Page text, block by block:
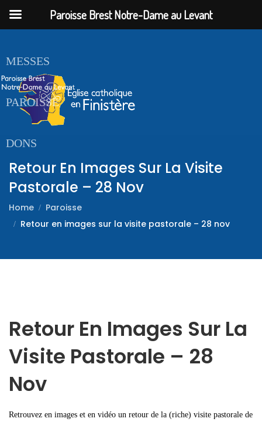
ACCUEIL
MESSES
PAROISSE
DONS
Retour En Images Sur La Visite
Pastorale – 28 Nov
Home
Paroisse
Retour en images sur la visite pastorale – 28 nov
Retour En Images Sur La
Visite Pastorale – 28
Nov
Retrouvez en images et en vidéo un retour de la (riche) visite pastorale de
Paroisse Brest Notre-Dame au Levant